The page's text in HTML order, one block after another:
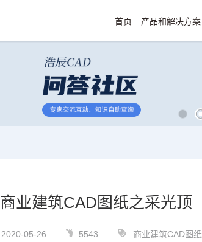
首页 产品和解决方案
商业建筑CAD图纸之采光顶
2020-05-26 5543 商业建筑CAD图纸